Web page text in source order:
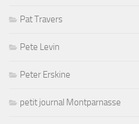
Pat Travers
Pete Levin
Peter Erskine
petit journal Montparnasse